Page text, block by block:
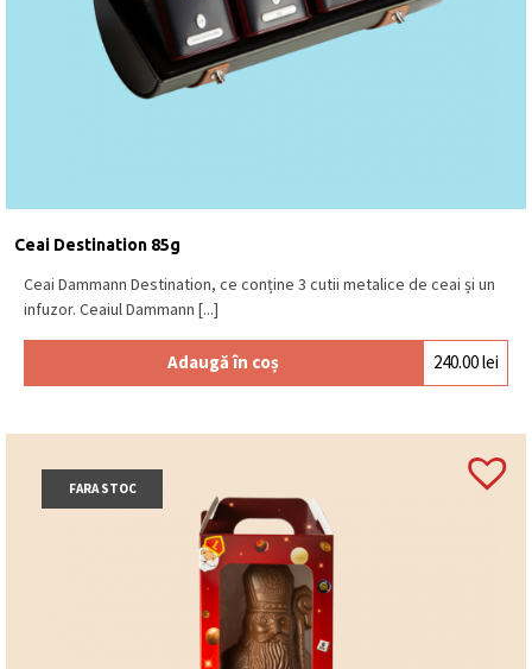
Ceai Destination 85g
Ceai Dammann Destination, ce conține 3 cutii metalice de ceai și un
infuzor. Ceaiul Dammann [...]
Adaugă în coș 240.00lei
FARA STOC